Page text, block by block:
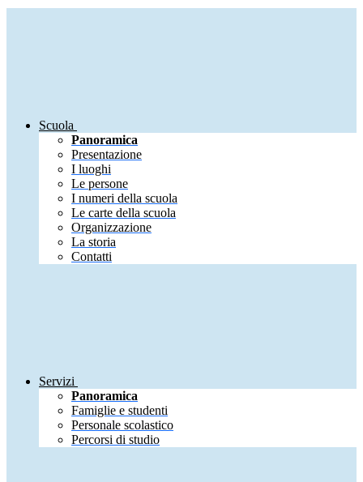
Scuola
Panoramica
Presentazione
I luoghi
Le persone
I numeri della scuola
Le carte della scuola
Organizzazione
La storia
Contatti
Servizi
Panoramica
Famiglie e studenti
Personale scolastico
Percorsi di studio